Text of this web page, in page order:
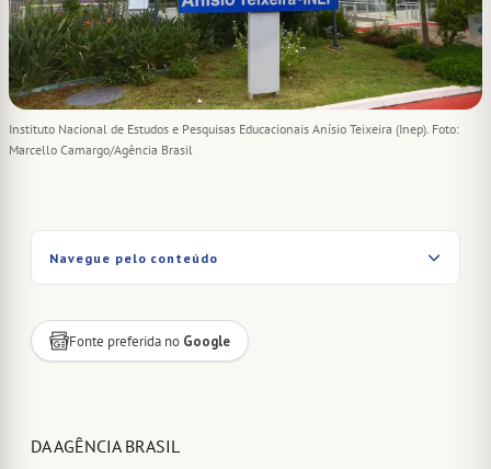
Instituto Nacional de Estudos e Pesquisas Educacionais Anísio Teixeira (Inep). Foto:
Marcello Camargo/Agência Brasil
Navegue pelo conteúdo
Fonte preferida no Google
DA AGÊNCIA BRASIL